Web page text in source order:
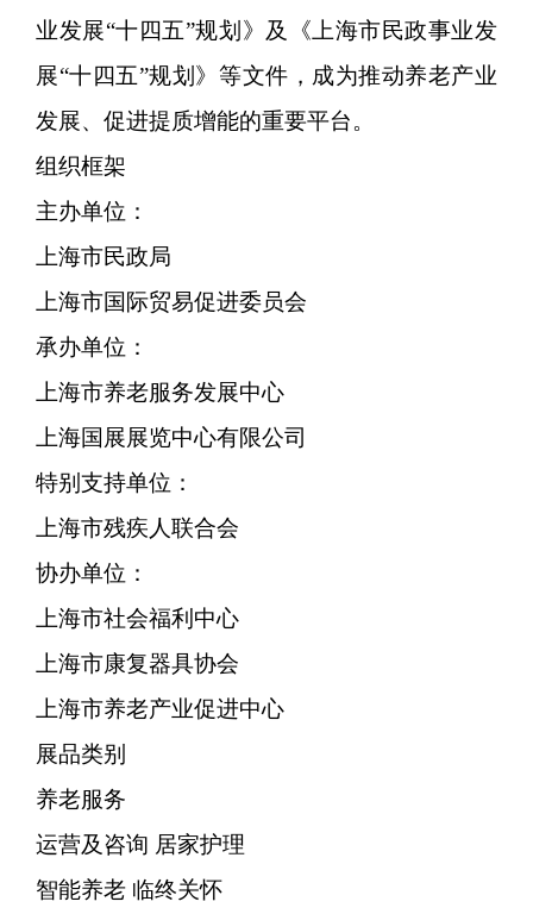
业发展“十四五”规划》及《上海市民政事业发
展“十四五”规划》等文件，成为推动养老产业
发展、促进提质增能的重要平台。
组织框架
主办单位：
上海市民政局
上海市国际贸易促进委员会
承办单位：
上海市养老服务发展中心
上海国展展览中心有限公司
特别支持单位：
上海市残疾人联合会
协办单位：
上海市社会福利中心
上海市康复器具协会
上海市养老产业促进中心
展品类别
养老服务
运营及咨询 居家护理
智能养老 临终关怀